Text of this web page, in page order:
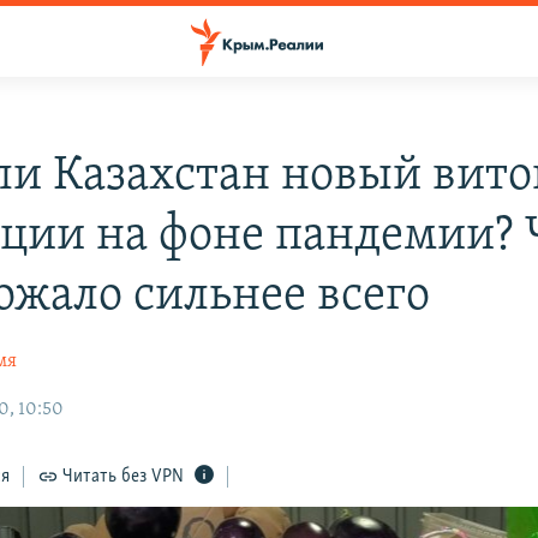
Казахстан новый
на фоне пандемии?
сильнее всего
10:50
Читать без VPN